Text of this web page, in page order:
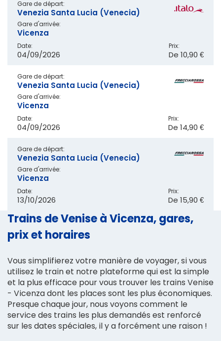
Gare de départ:
Venezia Santa Lucia (Venecia)
Gare d'arrivée:
Vicenza
Date:
04/09/2026
Prix:
De 10,90 €
Gare de départ:
Venezia Santa Lucia (Venecia)
Gare d'arrivée:
Vicenza
Date:
04/09/2026
Prix:
De 14,90 €
Gare de départ:
Venezia Santa Lucia (Venecia)
Gare d'arrivée:
Vicenza
Date:
13/10/2026
Prix:
De 15,90 €
Trains de Venise à Vicenza, gares,
prix et horaires
Vous simplifierez votre manière de voyager, si vous
utilisez le train et notre plateforme qui est la simple
et la plus efficace pour vous trouver les trains Venise
- Vicenza dont les places sont les plus économiques.
Presque chaque jour, nous voyons comment le
service des trains les plus demandés est renforcé
sur les dates spéciales, il y a forcément une raison !